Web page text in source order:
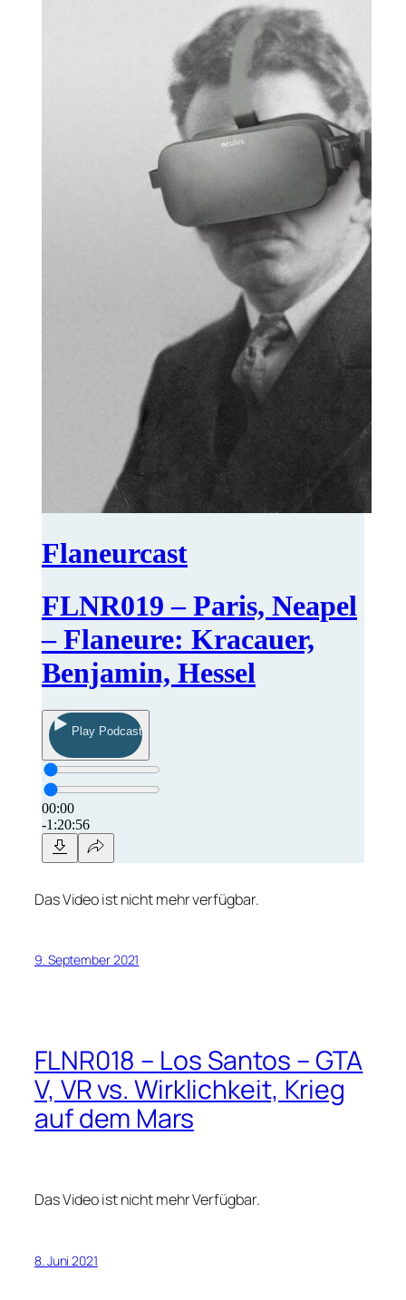
Das Video ist nicht mehr verfügbar.
9. September 2021
FLNR018 – Los Santos – GTA
V, VR vs. Wirklichkeit, Krieg
auf dem Mars
Das Video ist nicht mehr Verfügbar.
8. Juni 2021